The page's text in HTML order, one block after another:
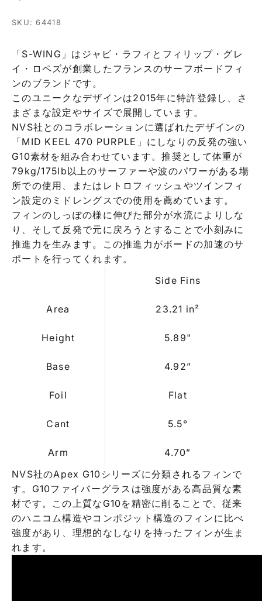
SKU: 64418
「S-WING」はジャビ・ラフィとフィリップ・グレ
イ・ロペズが創業したフランスのサーフボードフィ
ンのブランドです。
このユニークなデザインは2015年に特許登録し、さ
まざまな設定やサイズで展開しています。
NVS社とのコラボレーションに選ばれたデザインの
「MID KEEL 470 PURPLE」にしなりの反発の強い
G10素材を組み合わせています。推奨として体重が
79kg/175lb以上のサーファーや波のパワーがある場
所での使用、またはレトロフィッシュやツインフィ
ン設定のミドレングスでの使用を薦めています。
フィンのしっぽの様に伸びた部分が水流によりしな
り、そして反発で元に戻ろうとすることで小刻みに
推進力を生みます。この推進力がボードの加速のサ
ポートを行ってくれます。
Side Fins
Area 23.21 in²
Height 5.89"
Base 4.92”
Foil Flat
Cant 5.5°
Arm
4.70”
NVS社のApex G10シリーズに分類されるフィンで
す。G10ファイバーグラスは強度がある高品質な素
材です。この上質なG10を精密に削ることで、従来
のハニコム構造やコンポジット構造のフィンに比べ
強度があり、理想的なしなりを持ったフィンが生ま
れます。